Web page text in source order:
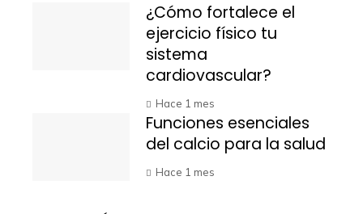
¿Cómo fortalece el
ejercicio físico tu
sistema
cardiovascular?
Hace 1 mes
Funciones esenciales
del calcio para la salud
Hace 1 mes